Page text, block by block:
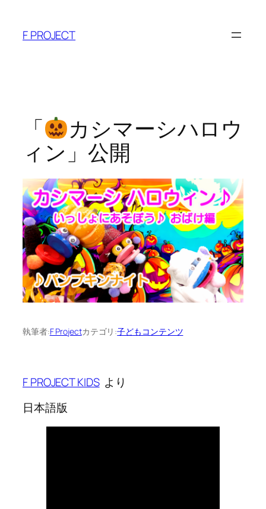
F PROJECT
「
カシマーシハロウ
ィン」公開
執筆者:F Projectカテゴリ:子どもコンテンツ
F PROJECT KIDSより
日本語版